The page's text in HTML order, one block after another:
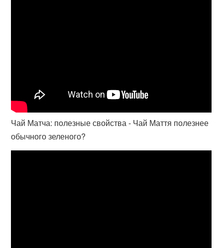
Чай Матча: полезные свойства - Чай Маття полезнее
обычного зеленого?